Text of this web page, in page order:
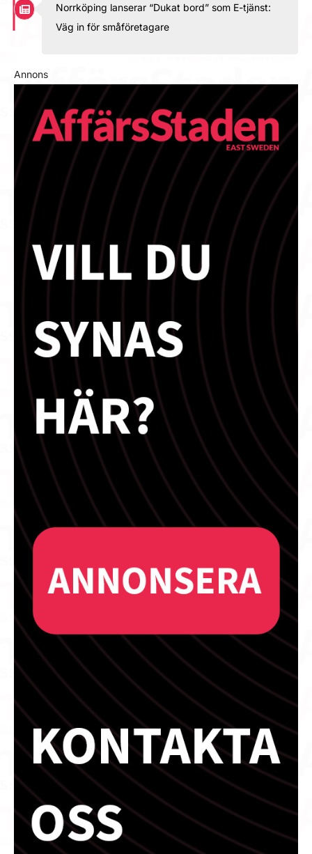
Norrköping lanserar “Dukat bord” som E-tjänst:
Väg in för småföretagare
Annons